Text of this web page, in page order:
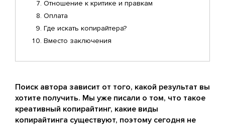
Отношение к критике и правкам
Оплата
Где искать копирайтера?
Вместо заключения
Поиск автора зависит от того, какой результат вы
хотите получить. Мы уже писали о том, что такое
креативный копирайтинг, какие виды
копирайтинга существуют, поэтому сегодня не